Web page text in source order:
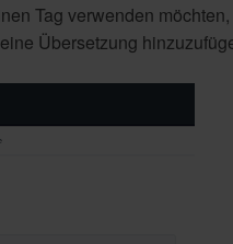
Tag verwenden
Übersetzung